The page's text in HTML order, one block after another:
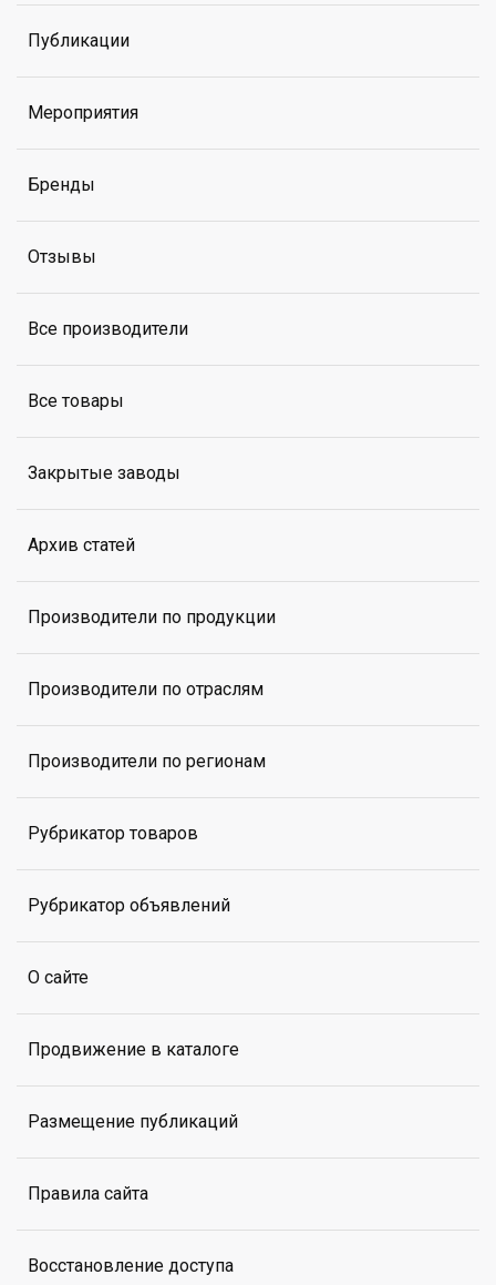
Публикации
Мероприятия
Бренды
Отзывы
Все производители
Все товары
Закрытые заводы
Архив статей
Производители по продукции
Производители по отраслям
Производители по регионам
Рубрикатор товаров
Рубрикатор объявлений
О сайте
Продвижение в каталоге
Размещение публикаций
Правила сайта
Восстановление доступа